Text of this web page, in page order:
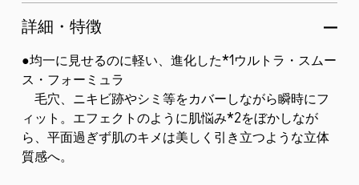
クスチャ...
詳細・特徴
●均一に見せるのに軽い、進化した*1ウルトラ・スムー
ス・フォーミュラ
毛穴、ニキビ跡やシミ等をカバーしながら瞬時にフ
ィット。エフェクトのように肌悩み*2をぼかしなが
ら、平面過ぎず肌のキメは美しく引き立つような立体
質感へ。